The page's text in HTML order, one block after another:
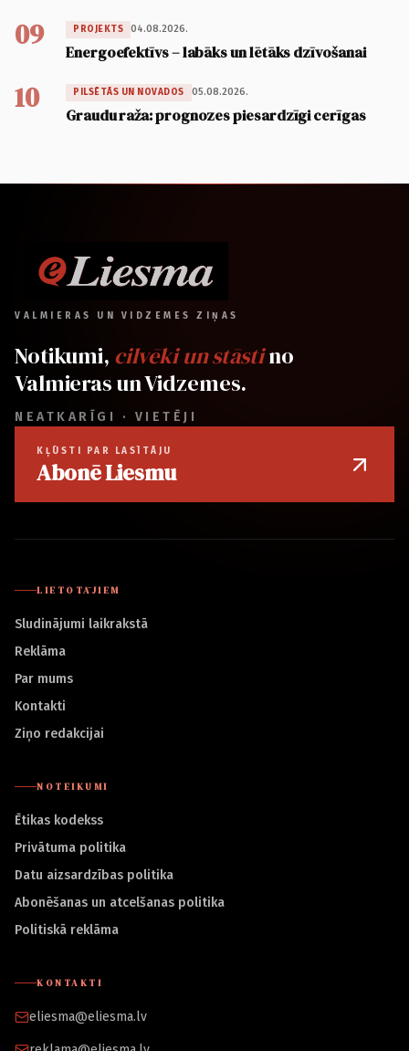
09 PROJEKTS 04.08.2026.
Energoefektīvs – labāks un lētāks dzīvošanai
10 PILSĒTĀS UN NOVADOS 05.08.2026.
Graudu raža: prognozes piesardzīgi cerīgas
VALMIERAS UN VIDZEMES ZIŅAS
Notikumi, cilvēki un stāstino
Valmieras un Vidzemes.
NEATKARĪGI · VIETĒJI
KĻŪSTI PAR LASĪTĀJU
Abonē Liesmu
LIETOTĀJIEM
Sludinājumi laikrakstā
Reklāma
Par mums
Kontakti
Ziņo redakcijai
NOTEIKUMI
Ētikas kodekss
Privātuma politika
Datu aizsardzības politika
Abonēšanas un atcelšanas politika
Politiskā reklāma
KONTAKTI
eliesma@eliesma.lv